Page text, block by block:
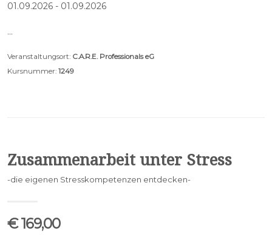
01.09.2026 - 01.09.2026
…
Veranstaltungsort: C.A.R.E. Professionals eG
Kursnummer: 1249
Zusammenarbeit unter Stress
-die eigenen Stresskompetenzen entdecken-
€ 169,00